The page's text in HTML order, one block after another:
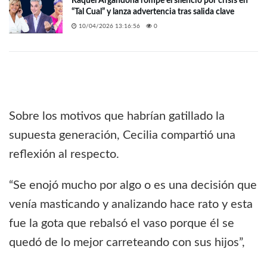
“Tal Cual” y lanza advertencia tras salida clave
10/04/2026 13:16:56 0
Sobre los motivos que habrían gatillado la
supuesta generación, Cecilia compartió una
reflexión al respecto.
“Se enojó mucho por algo o es una decisión que
venía masticando y analizando hace rato y esta
fue la gota que rebalsó el vaso porque él se
quedó de lo mejor carreteando con sus hijos”,